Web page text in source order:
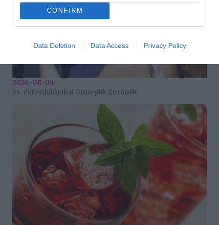
CONFIRM
Data Deletion Data Access Privacy Policy
2026-08-09.
24. évfordulójukat ünneplik Zoránék